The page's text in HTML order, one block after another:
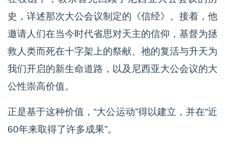
史，详述那次大公会议制定的《信经》。接着，他
邀请人们在当今时代省思对天主的信仰，基督为拯
救人类而死在十字架上的祭献、祂的复活与升天为
我们开启的新生命道路，以及尼西亚大公会议的大
公性崇高价值。
正是基于这种价值，“大公运动”得以建立，并在“近
60年来取得了许多成果”。